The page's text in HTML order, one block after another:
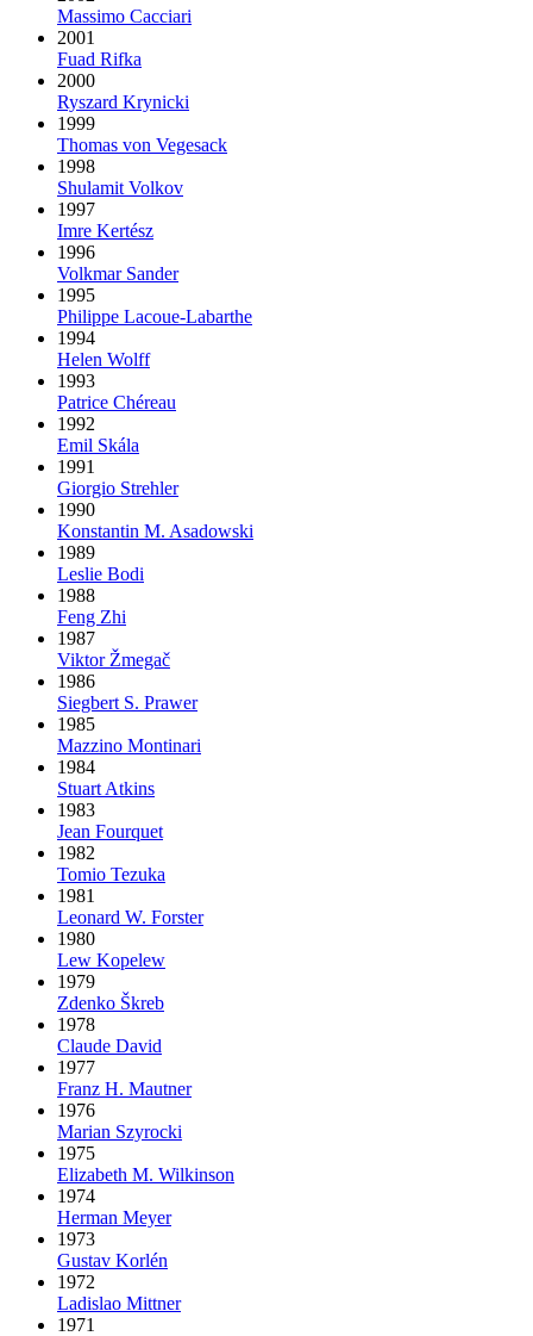
Massimo Cacciari
2001
Fuad Rifka
2000
Ryszard Krynicki
1999
Thomas von Vegesack
1998
Shulamit Volkov
1997
Imre Kertész
1996
Volkmar Sander
1995
Philippe Lacoue-Labarthe
1994
Helen Wolff
1993
Patrice Chéreau
1992
Emil Skála
1991
Giorgio Strehler
1990
Konstantin M. Asadowski
1989
Leslie Bodi
1988
Feng Zhi
1987
Viktor Žmegač
1986
Siegbert S. Prawer
1985
Mazzino Montinari
1984
Stuart Atkins
1983
Jean Fourquet
1982
Tomio Tezuka
1981
Leonard W. Forster
1980
Lew Kopelew
1979
Zdenko Škreb
1978
Claude David
1977
Franz H. Mautner
1976
Marian Szyrocki
1975
Elizabeth M. Wilkinson
1974
Herman Meyer
1973
Gustav Korlén
1972
Ladislao Mittner
1971